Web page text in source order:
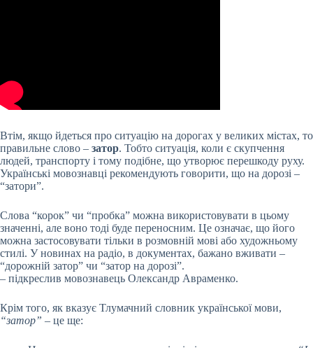
Втім, якщо йдеться про ситуацію на дорогах у великих містах, то
правильне слово – затор. Тобто ситуація, коли є скупчення
людей, транспорту і тому подібне, що утворює перешкоду руху.
Українські мовознавці рекомендують говорити, що на дорозі –
“затори”.
Слова “корок” чи “пробка” можна використовувати в цьому
значенні, але воно тоді буде переносним. Це означає, що його
можна застосовувати тільки в розмовній мові або художньому
стилі. У новинах на радіо, в документах, бажано вживати –
“дорожній затор” чи “затор на дорозі”.
– підкреслив мовознавець Олександр Авраменко.
Крім того, як вказує Тлумачний словник української мови,
“затор” – це ще: